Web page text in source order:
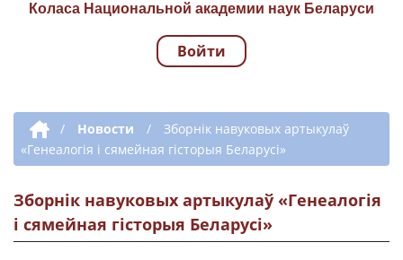
Коласа Национальной академии наук Беларуси
Навигация по
Войти
Дополнительная навигация
/ Новости /
Зборнік навуковых артыкулаў
«Генеалогія і сямейная гісторыя Беларусі»
Зборнік навуковых артыкулаў «Генеалогія
і сямейная гісторыя Беларусі»